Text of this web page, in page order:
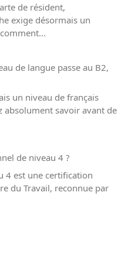
de résident,
exige désormais un
de langue passe au B2,
un niveau de français
absolument savoir avant de
de niveau 4 ?
4 est une certification
du Travail, reconnue par